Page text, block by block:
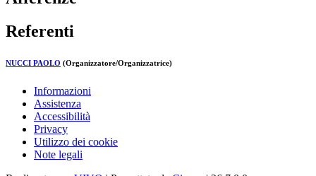
Referenti
NUCCI PAOLO (Organizzatore/Organizzatrice)
Informazioni
Assistenza
Accessibilità
Privacy
Utilizzo dei cookie
Note legali